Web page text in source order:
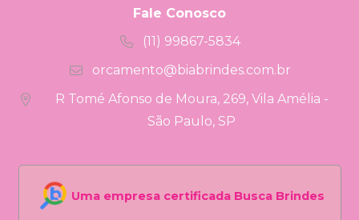
Fale Conosco
(11) 99867-5834
orcamento@biabrindes.com.br
R Tomé Afonso de Moura, 269, Vila Amélia -
São Paulo, SP
Uma empresa certificada Busca Brindes